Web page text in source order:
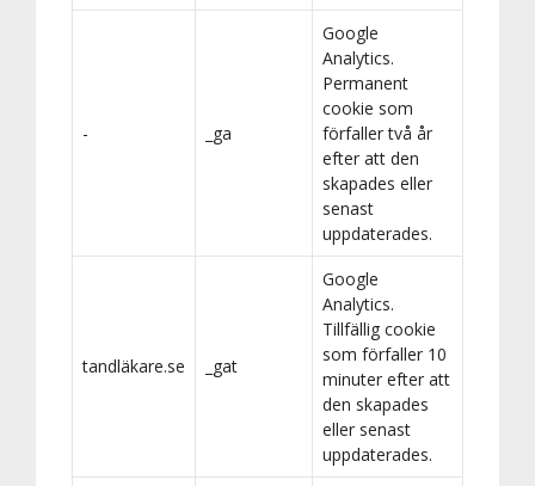
- _ga
Google
Analytics.
Permanent
cookie som
förfaller två år
efter att den
skapades eller
senast
uppdaterades.
tandläkare.se _gat
Google
Analytics.
Tillfällig cookie
som förfaller 10
minuter efter att
den skapades
eller senast
uppdaterades.